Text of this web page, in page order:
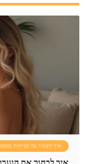
איך לשמור על בטיחות